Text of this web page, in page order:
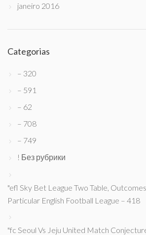
janeiro 2016
Categorias
– 320
– 591
– 62
– 708
– 749
! Без рубрики
"efl Sky Bet League Two Table,
Particular English Football League – 418
"fc Seoul Vs Jeju United Match